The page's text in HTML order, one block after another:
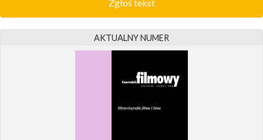
Zgłoś tekst
AKTUALNY NUMER